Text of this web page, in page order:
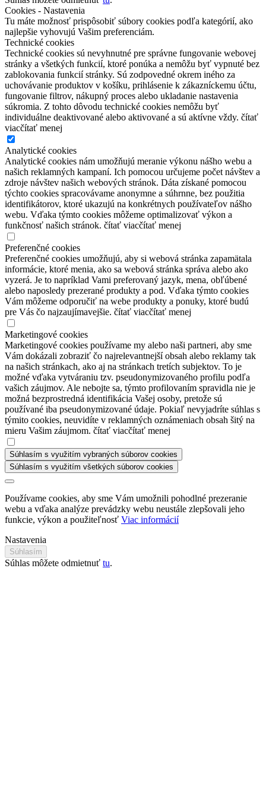
Cookies - Nastavenia
Tu máte možnosť prispôsobiť súbory cookies podľa kategórií, ako
najlepšie vyhovujú Vašim preferenciám.
Technické cookies
Technické cookies sú nevyhnutné pre správne fungovanie webovej
stránky a všetkých funkcií, ktoré ponúka a nemôžu byť vypnuté bez
zablokovania funkcií stránky. Sú zodpovedné okrem iného za
uchovávanie produktov v košíku, prihlásenie k zákazníckemu účtu,
fungovanie filtrov, nákupný proces alebo ukladanie nastavenia
súkromia. Z tohto dôvodu technické cookies nemôžu byť
individuálne deaktivované alebo aktivované a sú aktívne vždy. čítať
viacčítať menej
Analytické cookies
Analytické cookies nám umožňujú meranie výkonu nášho webu a
našich reklamných kampaní. Ich pomocou určujeme počet návštev a
zdroje návštev našich webových stránok. Dáta získané pomocou
týchto cookies spracovávame anonymne a súhrnne, bez použitia
identifikátorov, ktoré ukazujú na konkrétnych používateľov nášho
webu. Vďaka týmto cookies môžeme optimalizovať výkon a
funkčnosť našich stránok. čítať viacčítať menej
Preferenčné cookies
Preferenčné cookies umožňujú, aby si webová stránka zapamätala
informácie, ktoré menia, ako sa webová stránka správa alebo ako
vyzerá. Je to napríklad Vami preferovaný jazyk, mena, obľúbené
alebo naposledy prezerané produkty a pod. Vďaka týmto cookies
Vám môžeme odporučiť na webe produkty a ponuky, ktoré budú
pre Vás čo najzaujímavejšie. čítať viacčítať menej
Marketingové cookies
Marketingové cookies používame my alebo naši partneri, aby sme
Vám dokázali zobraziť čo najrelevantnejší obsah alebo reklamy tak
na našich stránkach, ako aj na stránkach tretích subjektov. To je
možné vďaka vytváraniu tzv. pseudonymizovaného profilu podľa
vašich záujmov. Ale nebojte sa, týmto profilovaním spravidla nie je
možná bezprostredná identifikácia Vašej osoby, pretože sú
používané iba pseudonymizované údaje. Pokiaľ nevyjadríte súhlas s
týmito cookies, neuvidíte v reklamných oznámeniach obsah šitý na
mieru Vašim záujmom. čítať viacčítať menej
Súhlasím s využitím vybraných súborov cookies
Súhlasím s využitím všetkých súborov cookies
Používame cookies, aby sme Vám umožnili pohodlné prezeranie
webu a vďaka analýze prevádzky webu neustále zlepšovali jeho
funkcie, výkon a použiteľnosť Viac informácií
Nastavenia
Súhlasím
Súhlas môžete odmietnuť tu.